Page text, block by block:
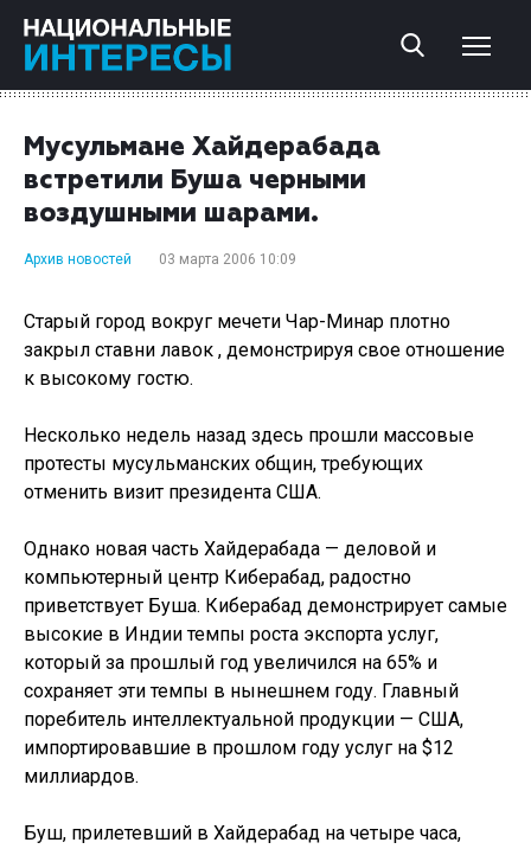
Мусульмане Хайдерабада
встретили Буша черными
воздушными шарами.
Архив новостей 03 марта 2006 10:09
Старый город вокруг мечети Чар-Минар плотно
закрыл ставни лавок , демонстрируя свое отношение
к высокому гостю.
Несколько недель назад здесь прошли массовые
протесты мусульманских общин, требующих
отменить визит президента США.
Однако новая часть Хайдерабада — деловой и
компьютерный центр Киберабад, радостно
приветствует Буша. Киберабад демонстрирует самые
высокие в Индии темпы роста экспорта услуг,
который за прошлый год увеличился на 65% и
сохраняет эти темпы в нынешнем году. Главный
поребитель интеллектуальной продукции — США,
импортировавшие в прошлом году услуг на $12
миллиардов.
Буш, прилетевший в Хайдерабад на четыре часа,